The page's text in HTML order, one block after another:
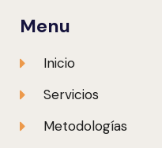
Menu
Inicio
Servicios
Metodologías